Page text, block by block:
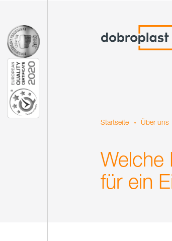
Startseite » Über uns
Welche
für ein